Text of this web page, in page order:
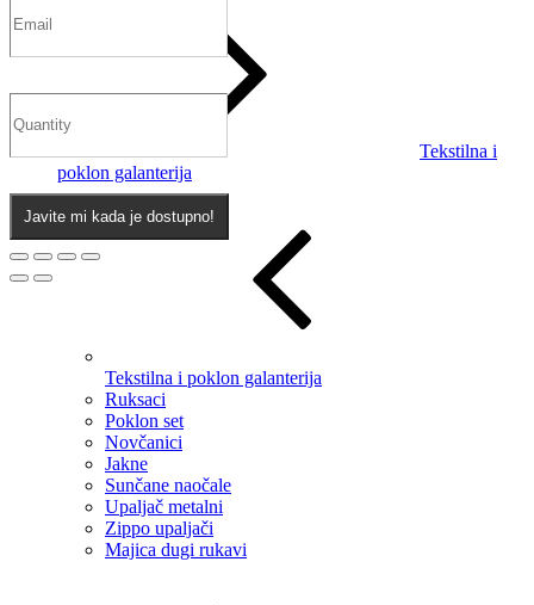
Tekstilna i
poklon galanterija
Tekstilna i poklon galanterija
Ruksaci
Poklon set
Novčanici
Jakne
Sunčane naočale
Upaljač metalni
Zippo upaljači
Majica dugi rukavi
Javite mi kada je dostupno!